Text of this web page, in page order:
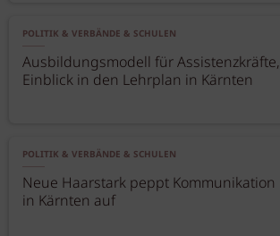
POLITIK & VERBÄNDE & SCHULEN
Ausbildungsmodell für Assistenzkräfte,
Einblick in den Lehrplan in Kärnten
POLITIK & VERBÄNDE & SCHULEN
Neue Haarstark peppt Kommunikation
in Kärnten auf